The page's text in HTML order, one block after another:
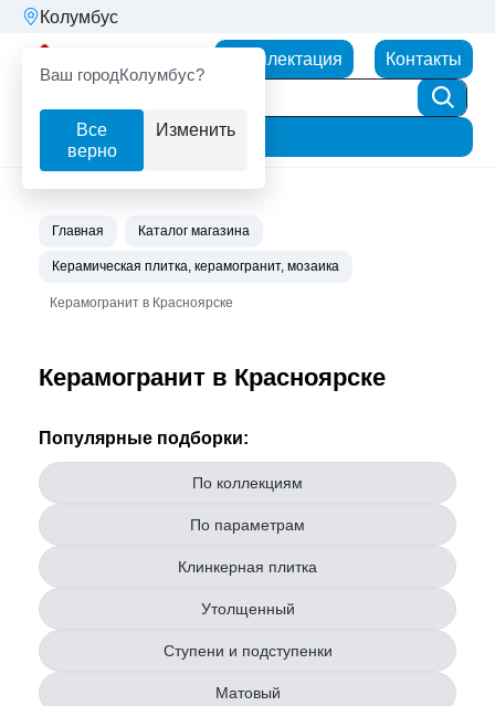
Колумбус
Ваш городКолумбус?
Все
верно
Изменить
Комплектация Контакты
Фильтр
Главная Каталог магазина
Керамическая плитка, керамогранит, мозаика
Керамогранит в Красноярске
Керамогранит в Красноярске
Популярные подборки:
По коллекциям
По параметрам
Клинкерная плитка
Утолщенный
Ступени и подступенки
Матовый